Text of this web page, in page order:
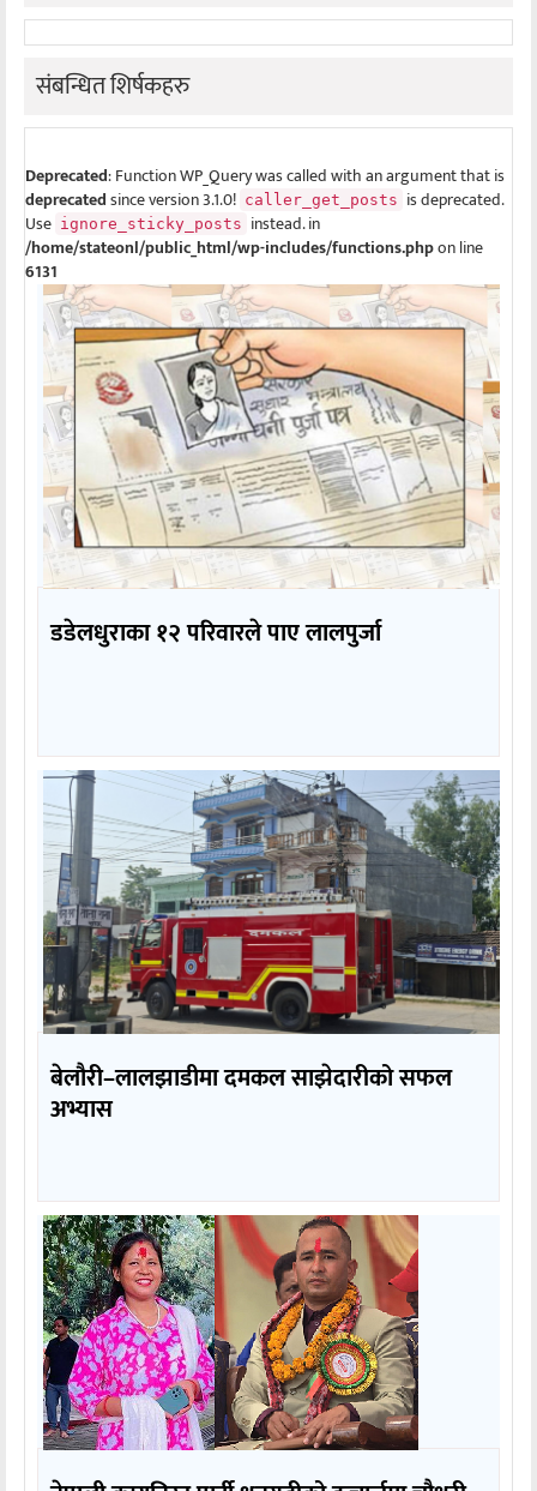
संबन्धित शिर्षकहरु
Deprecated: Function WP_Query was called with an argument that is
deprecatedsince version 3.1.0! caller_get_posts is deprecated.
Use ignore_sticky_posts instead. in
/home/stateonl/public_html/wp-includes/functions.phpon line
6131
डडेलधुराका १२ परिवारले पाए लालपुर्जा
बेलौरी–लालझाडीमा दमकल साझेदारीको सफल
अभ्यास